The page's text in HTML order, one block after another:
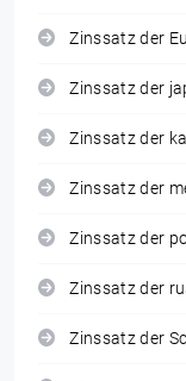
Zinssatz der
Zinssatz der
Zinssatz der
Zinssatz der
Zinssatz der
Zinssatz der
Zinssatz der